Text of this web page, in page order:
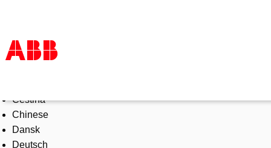
Products & Solutions
Industries
Services
About us
Čeština
Chinese
Dansk
Deutsch